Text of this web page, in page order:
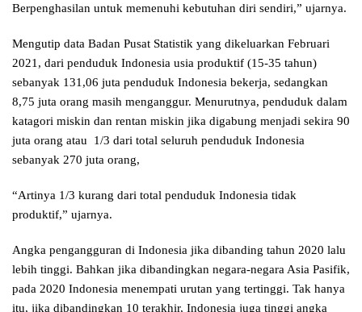
Berpenghasilan untuk memenuhi kebutuhan diri sendiri,” ujarnya.
Mengutip data Badan Pusat Statistik yang dikeluarkan Februari
2021, dari penduduk Indonesia usia produktif (15-35 tahun)
sebanyak 131,06 juta penduduk Indonesia bekerja, sedangkan
8,75 juta orang masih menganggur. Menurutnya, penduduk dalam
katagori miskin dan rentan miskin jika digabung menjadi sekira 90
juta orang atau 1/3 dari total seluruh penduduk Indonesia
sebanyak 270 juta orang,
“Artinya 1/3 kurang dari total penduduk Indonesia tidak
produktif,” ujarnya.
Angka pengangguran di Indonesia jika dibanding tahun 2020 lalu
lebih tinggi. Bahkan jika dibandingkan negara-negara Asia Pasifik,
pada 2020 Indonesia menempati urutan yang tertinggi. Tak hanya
itu, jika dibandingkan 10 terakhir, Indonesia juga tinggi angka